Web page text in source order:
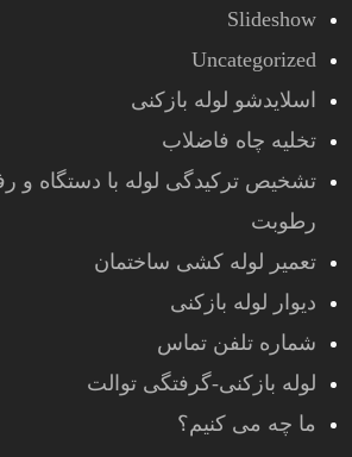
Slideshow
Uncategorized
اسلایدشو لوله بازکنی
تخلیه چاه فاضلاب
تشخیص ترکیدگی لوله با دستگاه و
رطوبت
تعمیر لوله کشی ساختمان
دیوار لوله بازکنی
شماره تلفن تماس
لوله بازکنی-گرفتگی توالت
ما چه می کنیم؟